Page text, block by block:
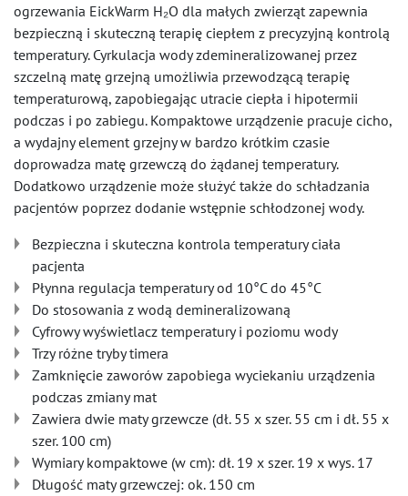
ogrzewania EickWarm H₂O dla małych zwierząt zapewnia
bezpieczną i skuteczną terapię ciepłem z precyzyjną kontrolą
temperatury. Cyrkulacja wody zdemineralizowanej przez
szczelną matę grzejną umożliwia przewodzącą terapię
temperaturową, zapobiegając utracie ciepła i hipotermii
podczas i po zabiegu. Kompaktowe urządzenie pracuje cicho,
a wydajny element grzejny w bardzo krótkim czasie
doprowadza matę grzewczą do żądanej temperatury.
Dodatkowo urządzenie może służyć także do schładzania
pacjentów poprzez dodanie wstępnie schłodzonej wody.
Bezpieczna i skuteczna kontrola temperatury ciała
pacjenta
Płynna regulacja temperatury od 10°C do 45°C
Do stosowania z wodą demineralizowaną
Cyfrowy wyświetlacz temperatury i poziomu wody
Trzy różne tryby timera
Zamknięcie zaworów zapobiega wyciekaniu urządzenia
podczas zmiany mat
Zawiera dwie maty grzewcze (dł. 55 x szer. 55 cm i dł. 55 x
szer. 100 cm)
Wymiary kompaktowe (w cm): dł. 19 x szer. 19 x wys. 17
Długość maty grzewczej: ok. 150 cm